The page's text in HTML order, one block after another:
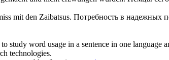
mit den Zaibatsus. Потребность в надежных
word usage in a sentence in one language
technologies.